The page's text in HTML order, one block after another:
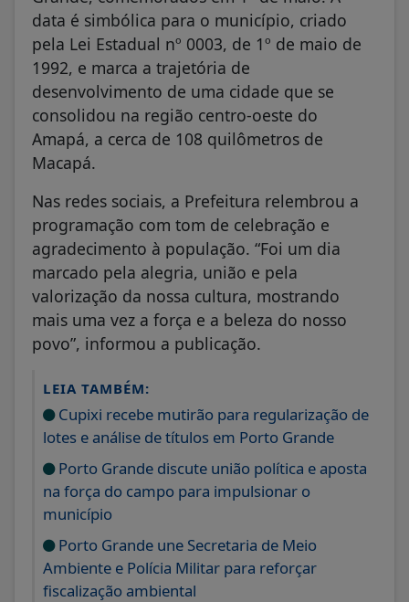
data é simbólica para o município, criado
pela Lei Estadual nº 0003, de 1º de maio de
1992, e marca a trajetória de
desenvolvimento de uma cidade que se
consolidou na região centro-oeste do
Amapá, a cerca de 108 quilômetros de
Macapá.
Nas redes sociais, a Prefeitura relembrou a
programação com tom de celebração e
agradecimento à população. “Foi um dia
marcado pela alegria, união e pela
valorização da nossa cultura, mostrando
mais uma vez a força e a beleza do nosso
povo”, informou a publicação.
LEIA TAMBÉM:
Cupixi recebe mutirão para regularização de
lotes e análise de títulos em Porto Grande
Porto Grande discute união política e aposta
na força do campo para impulsionar o
município
Porto Grande une Secretaria de Meio
Ambiente e Polícia Militar para reforçar
fiscalização ambiental